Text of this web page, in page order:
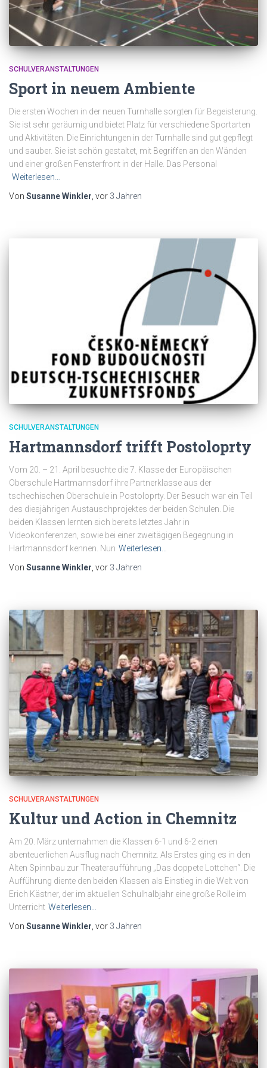
SCHULVERANSTALTUNGEN
Sport in neuem Ambiente
Die ersten Wochen in der neuen Turnhalle sorgten für Begeisterung.
Sie ist sehr geräumig und bietet Platz für verschiedene Sportarten
und Aktivitäten. Die Einrichtungen in der Turnhalle sind gut gepflegt
und sauber. Sie ist schön gestaltet, mit Begriffen an den Wänden
und einer großen Fensterfront in der Halle. Das Personal
Weiterlesen…
Von Susanne Winkler , vor 3 Jahren
SCHULVERANSTALTUNGEN
Hartmannsdorf trifft Postoloprty
Vom 20. – 21. April besuchte die 7. Klasse der Europäischen
Oberschule Hartmannsdorf ihre Partnerklasse aus der
tschechischen Oberschule in Postoloprty. Der Besuch war ein Teil
des diesjährigen Austauschprojektes der beiden Schulen. Die
beiden Klassen lernten sich bereits letztes Jahr in
Videokonferenzen, sowie bei einer zweitägigen Begegnung in
Hartmannsdorf kennen. Nun Weiterlesen…
Von Susanne Winkler, vor 3 Jahren
SCHULVERANSTALTUNGEN
Kultur und Action in Chemnitz
Am 20. März unternahmen die Klassen 6-1 und 6-2 einen
abenteuerlichen Ausflug nach Chemnitz. Als Erstes ging es in den
Alten Spinnbau zur Theateraufführung „Das doppete Lottchen“. Die
Aufführung diente den beiden Klassen als Einstieg in die Welt von
Erich Kästner, der im aktuellen Schulhalbjahr eine große Rolle im
Unterricht Weiterlesen…
Von Susanne Winkler , vor 3 Jahren